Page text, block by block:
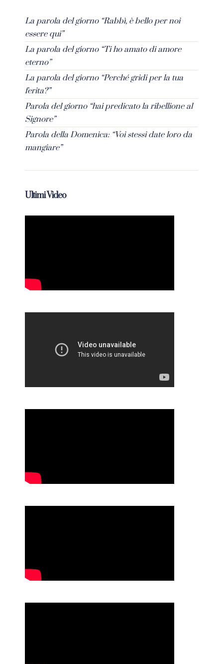
La parola del giorno “Rabbì, è bello per noi
essere qui”
La parola del giorno “Ti ho amato di amore
eterno”
La parola del giorno “Perché gridi per la tua
ferita?”
Parola del giorno “hai predicato la ribellione al
Signore”
Parola della Domenica: “Voi stessi date loro da
mangiare”
Ultimi Video